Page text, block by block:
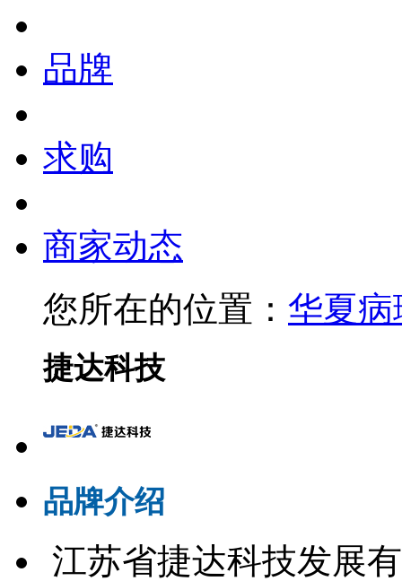
品牌
求购
商家动态
您所在的位置： 华夏
捷达科技
品牌介绍
江苏省捷达科技发展